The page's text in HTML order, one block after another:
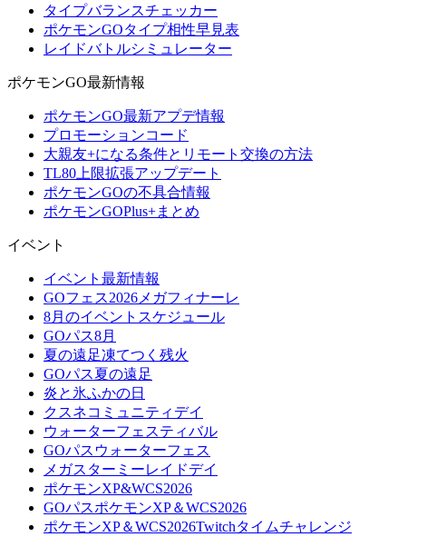
タイプバランスチェッカー
ポケモンGOタイプ相性早見表
レイドバトルシミュレーター
ポケモンGO最新情報
ポケモンGO最新アプデ情報
プロモーションコード
大親友+になる条件とリモート交換の方法
TL80上限拡張アップデート
ポケモンGOの不具合情報
ポケモンGOPlus+まとめ
イベント
イベント最新情報
GOフェス2026メガフィナーレ
8月のイベントスケジュール
GOパス8月
夏の遠足凍てつく残火
GOパス夏の遠足
炎と氷ふかの日
クスネコミュニティデイ
ウォーターフェスティバル
GOパスウォーターフェス
メガスターミーレイドデイ
ポケモンXP&WCS2026
GOパスポケモンXP＆WCS2026
ポケモンXP＆WCS2026Twitchタイムチャレンジ